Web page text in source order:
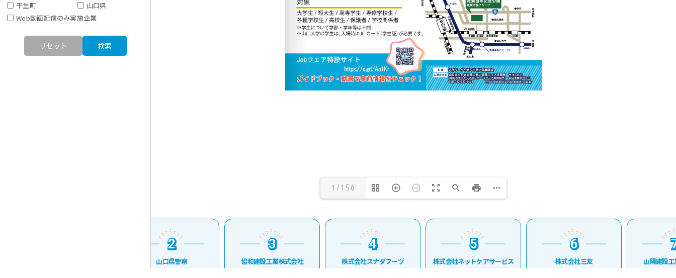
平生町
山口県
Web動画配信のみ実施企業
リセット 検索
1/156
2
山口県警察
3
協和建設工業株式会社
4 4
株式会社スナダフーヅ
5
株式会社ネットケアサービス
6
株式会社三友
7
山陽建設工業